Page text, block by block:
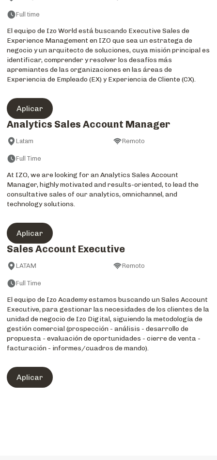
Full time
El equipo de Izo World está buscando Executive Sales de
Experience Management en IZO que sea un estratega de
negocio y un arquitecto de soluciones, cuya misión principal es
identificar, comprender y resolver los desafíos más
apremiantes de las organizaciones en las áreas de
Experiencia de Empleado (EX) y Experiencia de Cliente (CX).
Aplicar
Analytics Sales Account Manager
Latam Remoto
Full Time
At IZO, we are looking for an Analytics Sales Account
Manager, highly motivated and results-oriented, to lead the
consultative sales of our analytics, omnichannel, and
technology solutions.
Aplicar
Sales Account Executive
LATAM Remoto
Full Time
El equipo de Izo Academy estamos buscando un Sales Account
Executive, para gestionar las necesidades de los clientes de la
unidad de negocio de Izo Digital, siguiendo la metodología de
gestión comercial (prospección - análisis - desarrollo de
propuesta - evaluación de oportunidades - cierre de venta -
facturación - informes/cuadros de mando).
Aplicar